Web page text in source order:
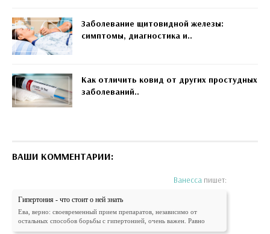
Заболевание щитовидной железы:
симптомы, диагностика и..
Как отличить ковид от других простудных
заболеваний..
ВАШИ КОММЕНТАРИИ:
Ванесса пишет:
Гипертония - что стоит о ней знать
Ева, верно: своевременный прием препаратов, независимо от
остальных способов борьбы с гипертонией, очень важен. Равно